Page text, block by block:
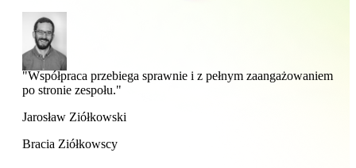
"Bardzo cenię współpracę z Cloudwise. Działają szybko i
skutecznie."
Anna Komierowska-Szweycer
Soap for Globe